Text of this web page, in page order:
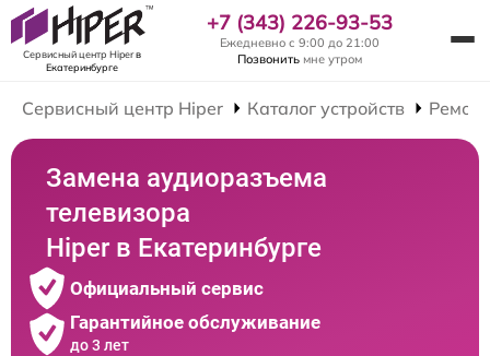
Сервисный центр Hiperв
Екатеринбурге
+7 (343) 226-93-53
Ежедневно с 9:00 до 21:00
Позвонить мне утром
Сервисный центр Hiper Каталог устройств
Замена аудиоразъема
телевизора
Hiper в Екатеринбурге
Официальный сервис
Гарантийное обслуживание
до 3 лет